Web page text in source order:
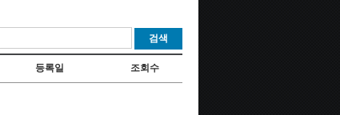
검색
등록일 조회수